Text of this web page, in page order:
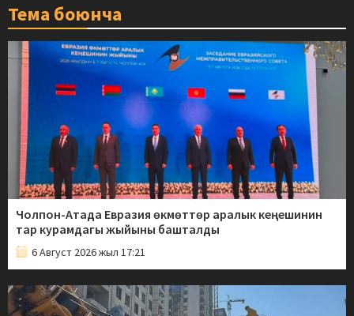
Тема боюнча
Чолпон-Атада Евразия өкмөттөр аралык кеңешинин
тар курамдагы жыйыны башталды
6 Август 2026 жыл 17:21